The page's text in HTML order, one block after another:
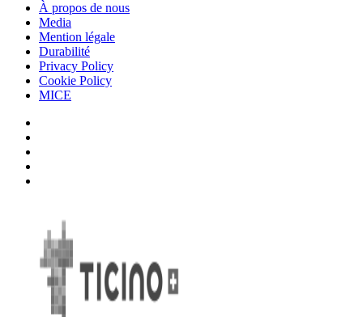
À propos de nous
Media
Mention légale
Durabilité
Privacy Policy
Cookie Policy
MICE